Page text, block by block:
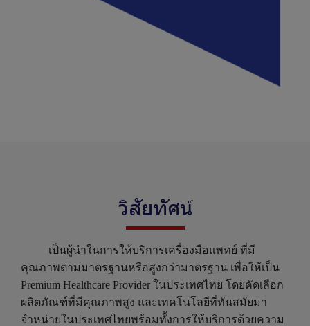
วิสัยทัศน์
เป็นผู้นำในการให้บริการเครื่องมือแพทย์ ที่มี
คุณภาพตามมาตรฐานหรือสูงกว่ามาตรฐาน เพื่อให้เป็น
Premium Healthcare Provider ในประเทศไทย โดยคัดเลือก
ผลิตภัณฑ์ที่มีคุณภาพสูง และเทคโนโลยีที่ทันสมัยมา
จำหน่ายในประเทศไทยพร้อมทั้งการให้บริการด้วยความ